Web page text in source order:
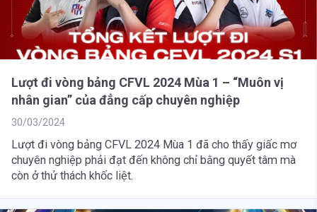
Lượt đi vòng bảng CFVL 2024 Mùa 1 – “Muôn vị
nhân gian” của đẳng cấp chuyên nghiệp
30/03/2024
Lượt đi vòng bảng CFVL 2024 Mùa 1 đã cho thấy giấc mơ
chuyên nghiệp phải đạt đến không chỉ bằng quyết tâm mà
còn ở thử thách khốc liệt.